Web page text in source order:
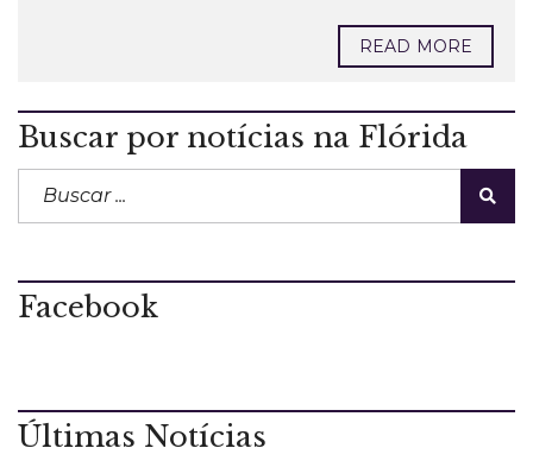
READ MORE
Buscar por notícias na Flórida
Facebook
Últimas Notícias